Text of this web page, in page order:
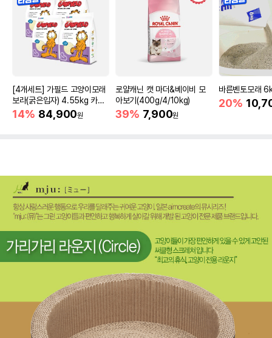
[4개세트] 가필드 고양이모래
보라(굵은입자) 4.55kg 카사
바모래
14% 84,900원
로얄캐닌 캣 마더&베이비 모
아보기(400g/4/10kg)
39% 7,900원
바른벤토모래
20%